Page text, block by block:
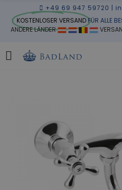
+49 69 947 59720 |
KOSTENLOSER VERSANDFÜR ALLE
ANDERE LÄNDER